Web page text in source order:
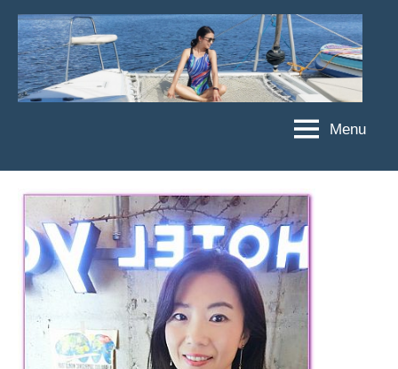
Skip
content
菲
亞
娃
JEFFIA
FANG
娃
粉
絲
團、
Menu